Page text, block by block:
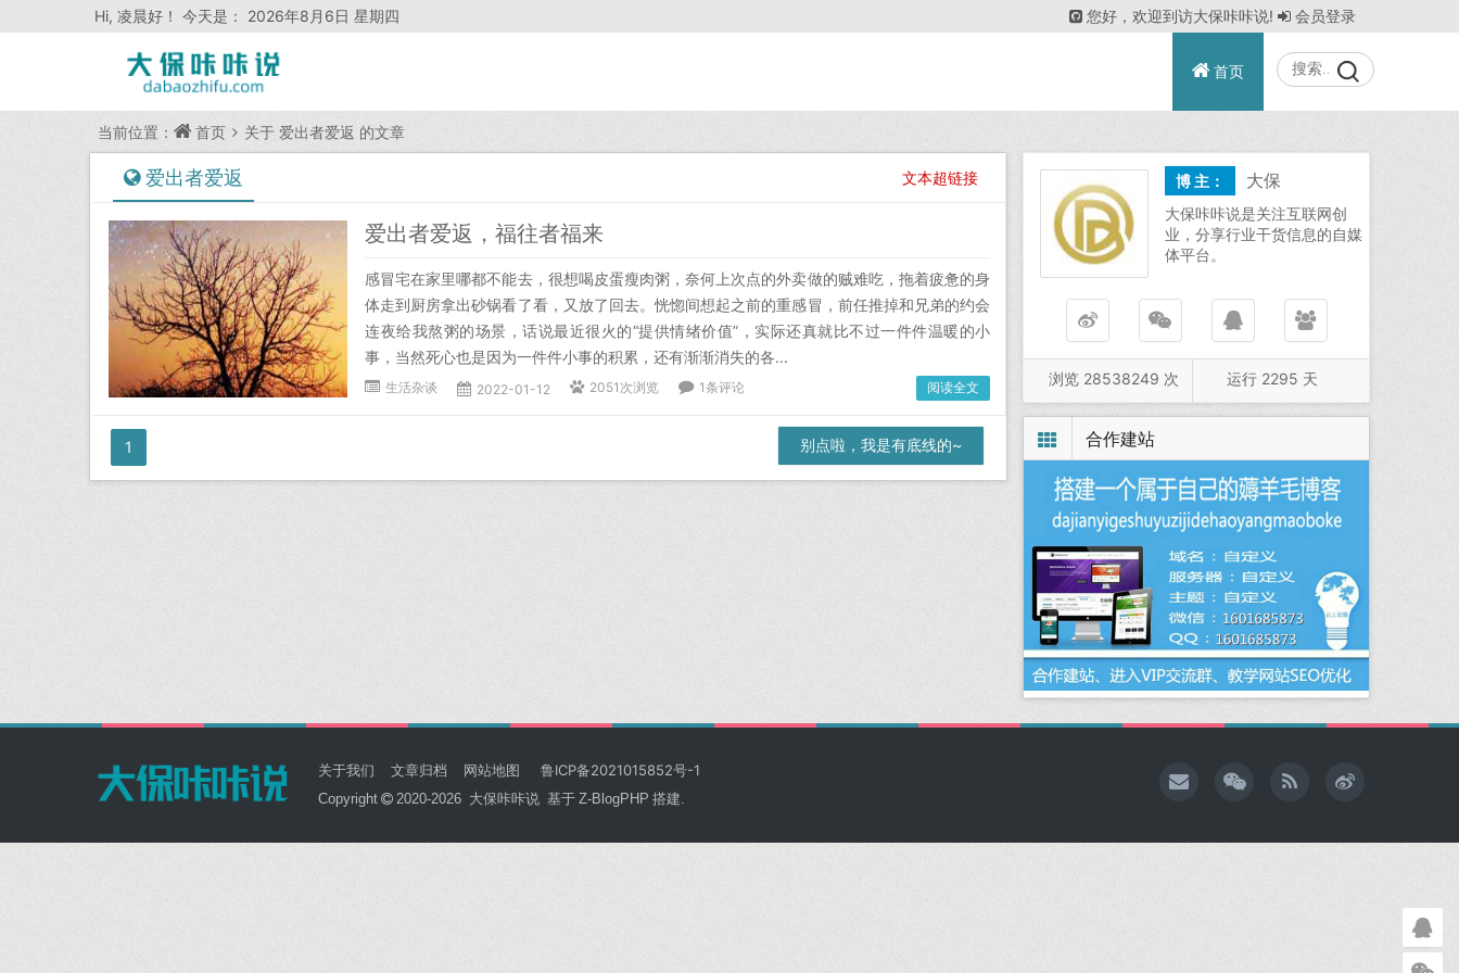
您好，欢迎到访大保咔咔说! 会员登录
Hi, 凌晨好！ 今天是： 2026年8月6日 星期四
首页
当前位置： 首页 关于 爱出者爱返 的文章
爱出者爱返 文本超链接
爱出者爱返，福往者福来
感冒宅在家里哪都不能去，很想喝皮蛋瘦肉粥，奈何上次点的外卖做的贼难吃，拖着疲惫的身
体走到厨房拿出砂锅看了看，又放了回去。恍惚间想起之前的重感冒，前任推掉和兄弟的约会
连夜给我熬粥的场景，话说最近很火的“提供情绪价值”，实际还真就比不过一件件温暖的小
事，当然死心也是因为一件件小事的积累，还有渐渐消失的各...
生活杂谈 2022-01-12 2051次浏览 1条评论 阅读全文
别点啦，我是有底线的~
1
博 主： 大保
大保咔咔说是关注互联网创
业，分享行业干货信息的自媒
体平台。
浏览 28538249 次 运行 2295 天
合作建站
关于我们 文章归档 网站地图 鲁ICP备2021015852号-1
Copyright 2020-2026 大保咔咔说 基于 Z-BlogPHP 搭建.